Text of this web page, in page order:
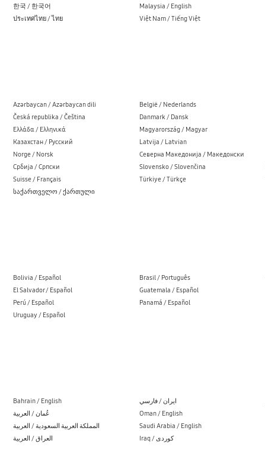
한국 / 한국어 Malaysia / English
ประเทศไทย / ไทย Việt Nam / Tiếng Việt
Azərbaycan / Azərbaycan dili België / Nederlands
Česká republika / Čeština Danmark / Dansk
Ελλάδα / Ελληνικά Magyarország / Magyar
Казахстан / Русский Latvija / Latvian
Norge / Norsk Северна Македонија / Македонски
Cрбија / Cрпски Slovensko / Slovenčina
Suisse / Français Türkiye / Türkçe
საქართველო / ქართული
Bolivia / Español Brasil / Português
El Salvador / Español Guatemala / Español
Perú / Español Panamá / Español
Uruguay / Español
Bahrain / English ایران / فارسي
عُمان / العربية Oman / English
المملكة العربية السعودية / العربية Saudi Arabia / English
العراق / العربية Iraq / کوردی